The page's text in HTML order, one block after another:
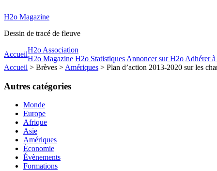
H2o Magazine
Dessin de tracé de fleuve
Accueil
H2o Association
H2o Magazine H2o Statistiques Annoncer sur H2o Adhérer
Accueil > Brèves > Amériques > Plan d’action 2013-2020 sur les
Autres catégories
Monde
Europe
Afrique
Asie
Amériques
Économie
Évènements
Formations